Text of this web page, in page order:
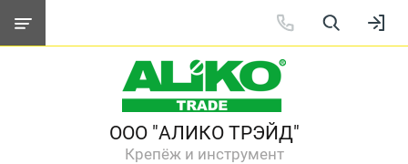
ООО "АЛИКО ТРЭЙД"
Крепёж и инструмент